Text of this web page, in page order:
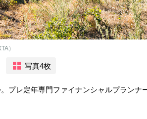
）
写真4枚
プレ定年専門ファイナンシャルプランナ